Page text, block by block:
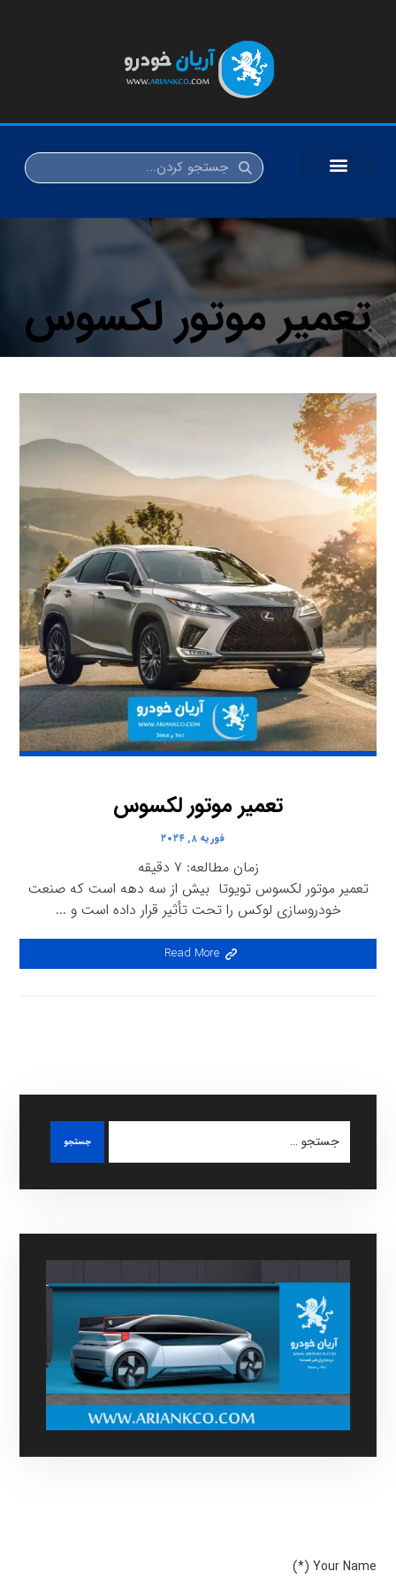
تعمیر موتور لکسوس
تعمیر موتور لکسوس
فوریه ۸, ۲۰۲۴
زمان مطالعه: ۷ دقیقه
تعمیر موتور لکسوس تویوتا بیش از سه دهه است که صنعت
خودروسازی لوکس را تحت تأثیر قرار داده است و ...
Read More
جستجو